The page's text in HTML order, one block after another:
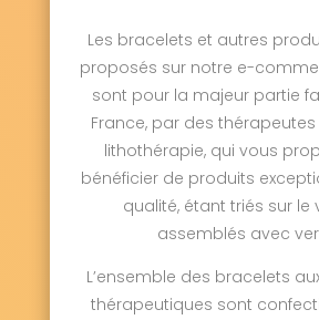
Les bracelets et autres
proposés sur notre e-
sont pour la majeur partie
France, par des
lithothérapie, qui vous
bénéficier de produits
qualité, étant triés sur le
assemblés avec
L’ensemble des bracelets
thérapeutiques sont